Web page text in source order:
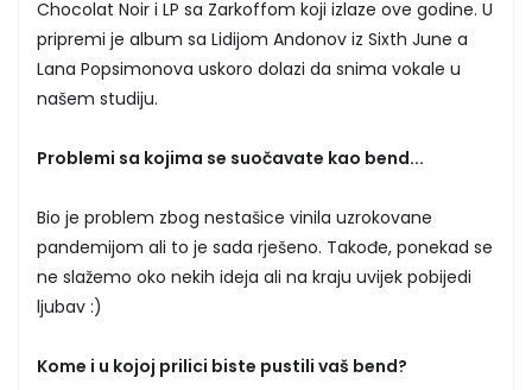
Chocolat Noir i LP sa Zarkoffom koji izlaze ove godine. U
pripremi je album sa Lidijom Andonov iz Sixth June a
Lana Popsimonova uskoro dolazi da snima vokale u
našem studiju.
Problemi sa kojima se suočavate kao bend...
Bio je problem zbog nestašice vinila uzrokovane
pandemijom ali to je sada rješeno. Takođe, ponekad se
ne slažemo oko nekih ideja ali na kraju uvijek pobijedi
ljubav :)
Kome i u kojoj prilici biste pustili vaš bend?